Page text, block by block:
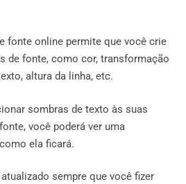
fonte online permite que você crie
de fonte, como cor, transformação
altura da linha, etc.
sombras de texto às suas
você poderá ver uma
ela ficará.
sempre que você fizer